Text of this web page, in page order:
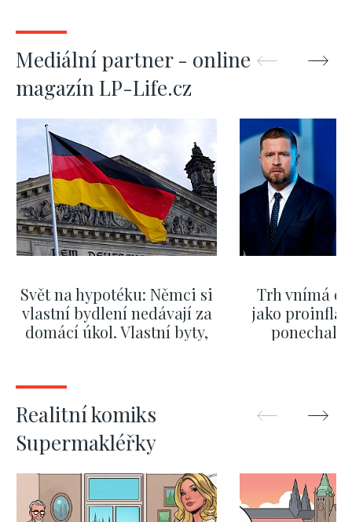
Mediální partner - online
magazín LP-Life.cz
Svět na hypotéku: Němci si
vlastní bydlení nedávají za
domácí úkol. Vlastní byty,
Trh vnímá
jako
ponechali
Realitní komiks
Supermakléřky